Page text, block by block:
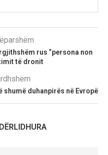
rus ”persona non
të dronit
shumë duhanpirës në Evropë